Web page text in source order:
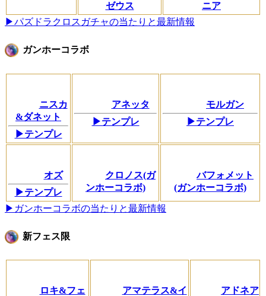
ゼウス
ニア
▶パズドラクロスガチャの当たりと最新情報
ガンホーコラボ
ニスカ
&ダネット
▶テンプレ
アネッタ
▶テンプレ
モルガン
▶テンプレ
オズ
▶テンプレ
クロノス(ガ
ンホーコラボ)
バフォメット
(ガンホーコラボ)
▶ガンホーコラボの当たりと最新情報
新フェス限
ロキ&フェ アマテラス&イ アドネア